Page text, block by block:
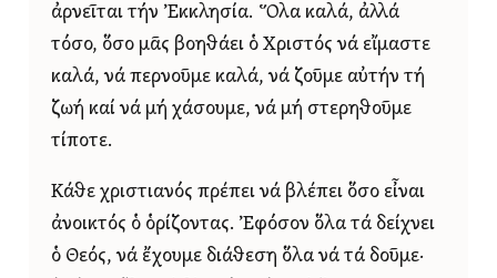
ἀρνεῖται τήν Ἐκκλησία. Ὅλα καλά, ἀλλά
τόσο, ὅσο μᾶς βοηθάει ὁ Χριστός νά εἴμαστε
καλά, νά περνοῦμε καλά, νά ζοῦμε αὐτήν τή
ζωή καί νά μή χάσουμε, νά μή στερηθοῦμε
τίποτε.
Κάθε χριστιανός πρέπει νά βλέπει ὅσο εἶναι
ἀνοικτός ὁ ὁρίζοντας. Ἐφόσον ὅλα τά δείχνει
ὁ Θεός, νά ἔχουμε διάθεση ὅλα νά τά δοῦμε·